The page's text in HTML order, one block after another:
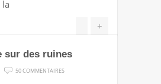
la
+
sur des ruines
50 COMMENTAIRES